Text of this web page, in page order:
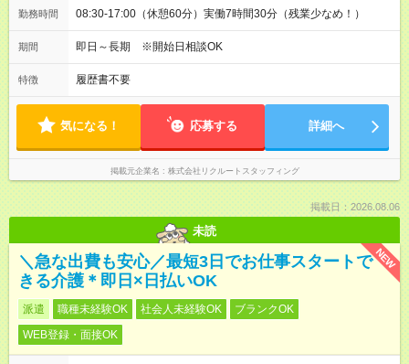
勤務時間 08:30-17:00（休憩60分）実働7時間30分（残業少なめ！）
期間 即日～長期 ※開始日相談OK
特徴 履歴書不要
気になる！ 応募する 詳細へ
掲載元企業名 株式会社リクルートスタッフィング
掲載日：2026.08.06
未読
NEW
＼急な出費も安心／最短3日でお仕事スタートで
きる介護＊即日×日払いOK
派遣 職種未経験OK 社会人未経験OK
ブランクOK
WEB登録・面接OK